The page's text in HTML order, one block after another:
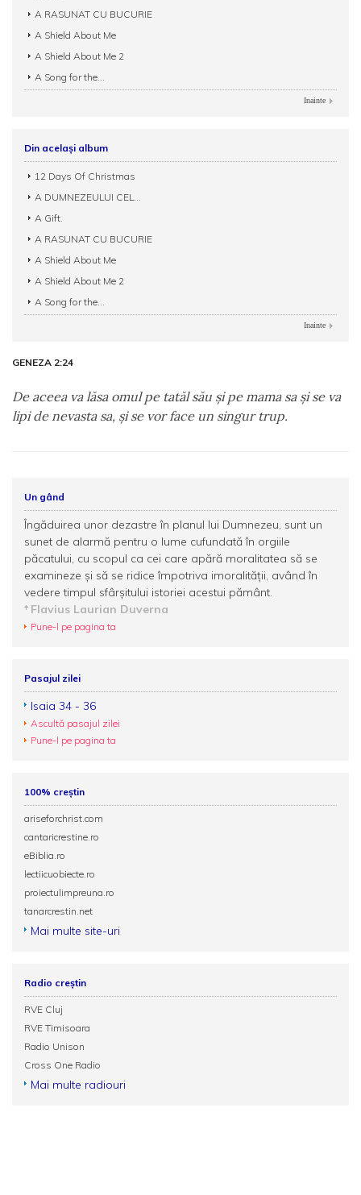
A RASUNAT CU BUCURIE
A Shield About Me
A Shield About Me 2
A Song for the...
Inainte
Din același album
12 Days Of Christmas
A DUMNEZEULUI CEL...
A Gift.
A RASUNAT CU BUCURIE
A Shield About Me
A Shield About Me 2
A Song for the...
Inainte
GENEZA 2:24
De aceea va lăsa omul pe tatăl său şi pe mama sa şi se va
lipi de nevasta sa, şi se vor face un singur trup.
Un gând
Îngăduirea unor dezastre în planul lui Dumnezeu, sunt un
sunet de alarmă pentru o lume cufundată în orgiile
păcatului, cu scopul ca cei care apără moralitatea să se
examineze şi să se ridice împotriva imoralităţii, având în
vedere timpul sfârşitului istoriei acestui pământ.
Flavius Laurian Duverna
Pune-l pe pagina ta
Pasajul zilei
Isaia 34 - 36
Ascultă pasajul zilei
Pune-l pe pagina ta
100% creștin
ariseforchrist.com
cantaricrestine.ro
eBiblia.ro
lectiicuobiecte.ro
proiectulimpreuna.ro
tanarcrestin.net
Mai multe site-uri
Radio creștin
RVE Cluj
RVE Timisoara
Radio Unison
Cross One Radio
Mai multe radiouri